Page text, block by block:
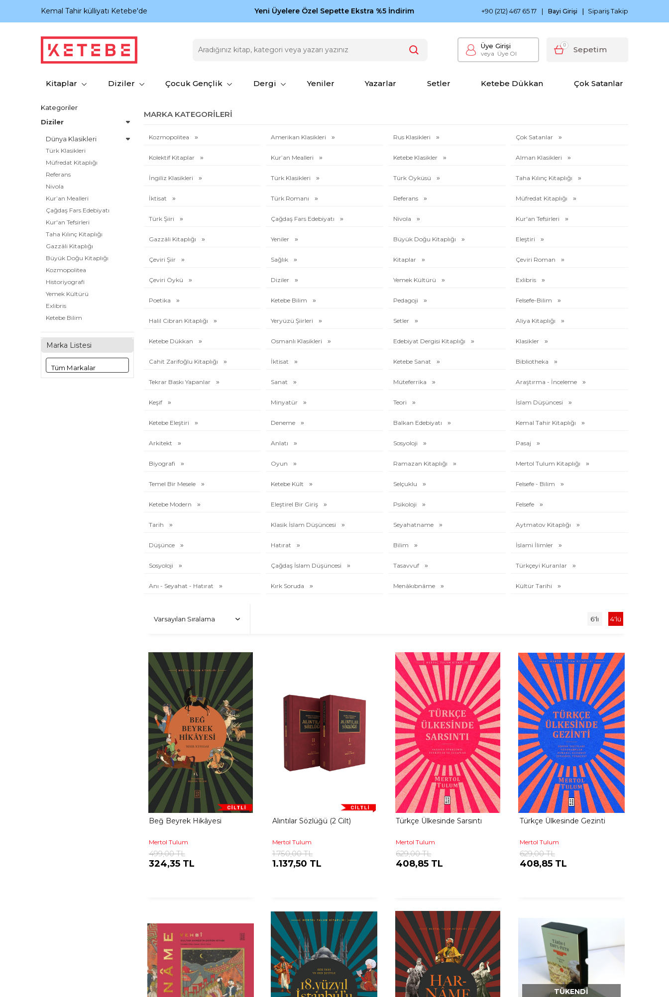
Kemal Tahir külliyatı Ketebe'de Zamansız eserler Ketebe'de: Cengiz Aytmatov 1500 TL ve Üzeri Siparişlerinizde Kargo Bedava
Yeni Üyelere Özel Sepette Ekstra %5 İndirim +90 (212) 467 65 17 | Bayi Girişi | Sipariş Takip
0 Sepetim
Üye Girişi
veya Üye Ol
Kitaplar Diziler Çocuk Gençlik Dergi Yeniler Yazarlar Setler Ketebe Dükkan Çok Satanlar
Kategoriler
Diziler
Dünya Klasikleri
Türk Klasikleri
Müfredat Kitaplığı
Referans
Nivola
Kur’an Mealleri
Çağdaş Fars Edebiyatı
Kur'an Tefsirleri
Taha Kılınç Kitaplığı
Gazzâli Kitaplığı
Büyük Doğu Kitaplığı
Kozmopolitea
Historiyografi
Yemek Kültürü
Exlibris
Ketebe Bilim
Pedagoji
Felsefe-Bilim
Yeryüzü Şiirleri
Halil Cibran Kitaplığı
Marka Listesi
MARKA KATEGORILERI
Kozmopolitea Amerikan Klasikleri Rus Klasikleri Çok Satanlar
Kolektif Kitaplar Kur’an Mealleri Ketebe Klasikler Alman Klasikleri
İngiliz Klasikleri Türk Klasikleri Türk Öyküsü Taha Kılınç Kitaplığı
İktisat Türk Romanı Referans Müfredat Kitaplığı
Türk Şiiri Çağdaş Fars Edebiyatı Nivola Kur'an Tefsirleri
Gazzâli Kitaplığı Yeniler Büyük Doğu Kitaplığı Eleştiri
Çeviri Şiir Sağlık Kitaplar Çeviri Roman
Çeviri Öykü Diziler Yemek Kültürü Exlibris
Poetika Ketebe Bilim Pedagoji Felsefe-Bilim
Halil Cibran Kitaplığı Yeryüzü Şiirleri Setler Aliya Kitaplığı
Ketebe Dükkan Osmanlı Klasikleri Edebiyat Dergisi Kitaplığı Klasikler
Cahit Zarifoğlu Kitaplığı İktisat Ketebe Sanat Bibliotheka
Tekrar Baskı Yapanlar Sanat Müteferrika Araştırma - İnceleme
Keşif Minyatür Teori İslam Düşüncesi
Ketebe Eleştiri Deneme Balkan Edebiyatı Kemal Tahir Kitaplığı
Arkitekt Anlatı Sosyoloji Pasaj
Biyografi Oyun Ramazan Kitaplığı Mertol Tulum Kitaplığı
Temel Bir Mesele Ketebe Kült Selçuklu Felsefe - Bilim
Ketebe Modern Eleştirel Bir Giriş Psikoloji Felsefe
Tarih Klasik İslam Düşüncesi Seyahatname Aytmatov Kitaplığı
Düşünce Hatırat Bilim İslami İlimler
Sosyoloji Çağdaş İslam Düşüncesi Tasavvuf Türkçeyi Kuranlar
Anı - Seyahat - Hatırat Kırk Soruda Menâkıbnâme Kültür Tarihi
6'lı 4'lü
Beğ Beyrek Hikâyesi
Mertol Tulum
499,00 TL
324,35 TL
Alıntılar Sözlüğü (2 Cilt)
Mertol Tulum
1.750,00 TL
1.137,50 TL
Türkçe Ülkesinde Sarsıntı
Mertol Tulum
629,00 TL
408,85 TL
Türkçe Ülkesinde Gezinti
Mertol Tulum
629,00 TL
408,85 TL
TÜKENDI